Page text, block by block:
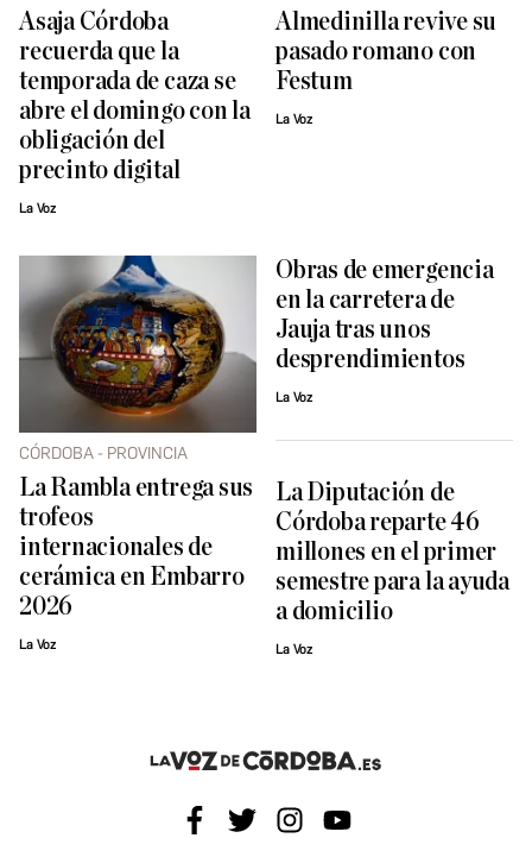
Asaja Córdoba
recuerda que la
temporada de caza se
abre el domingo con la
obligación del
precinto digital
La Voz
Almedinilla revive su
pasado romano con
Festum
La Voz
CÓRDOBA - PROVINCIA
La Rambla entrega sus
trofeos
internacionales de
cerámica en Embarro
2026
La Voz
Obras de emergencia
en la carretera de
Jauja tras unos
desprendimientos
La Voz
La Diputación de
Córdoba reparte 46
millones en el primer
semestre para la ayuda
a domicilio
La Voz